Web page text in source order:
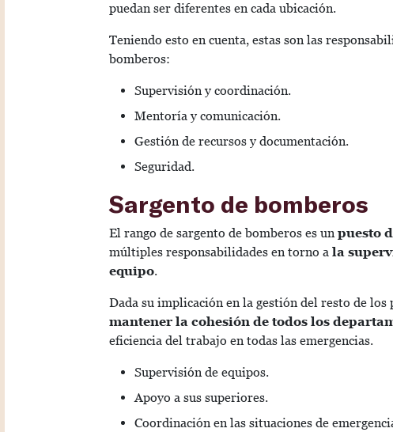
puedan ser diferentes en cada ubicación.
Teniendo esto en cuenta, estas son las
bomberos:
Supervisión y coordinación.
Mentoría y comunicación.
Gestión de recursos y documentación.
Seguridad.
Sargento de bomberos
El rango de sargento de bomberos es un puesto
múltiples responsabilidades en torno a la
equipo.
Dada su implicación en la gestión del resto de los
mantener la cohesión de todos los
eficiencia del trabajo en todas las emergencias.
Supervisión de equipos.
Apoyo a sus superiores.
Coordinación en las situaciones de